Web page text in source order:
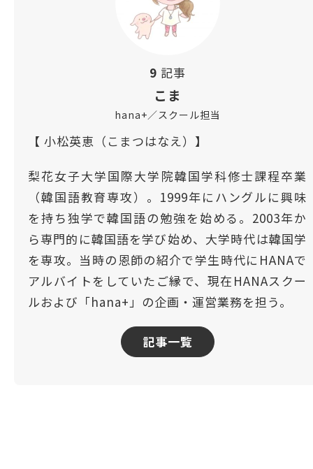
9 記事
こま
hana+／スクール担当
【 小松英恵（こまつはなえ）】
梨花女子大学国際大学院韓国学科修士課程卒業
（韓国語教育専攻）。1999年にハングルに興味
を持ち独学で韓国語の勉強を始める。2003年か
ら専門的に韓国語を学び始め、大学時代は韓国学
を専攻。当時の恩師の紹介で学生時代にHANAで
アルバイトをしていたご縁で、現在HANAスクー
ルおよび「hana+」の企画・運営業務を担う。
記事一覧